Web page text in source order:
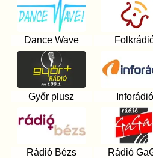
Dance Wave
Győr plusz Inforádió
Rádió Bézs Rádió